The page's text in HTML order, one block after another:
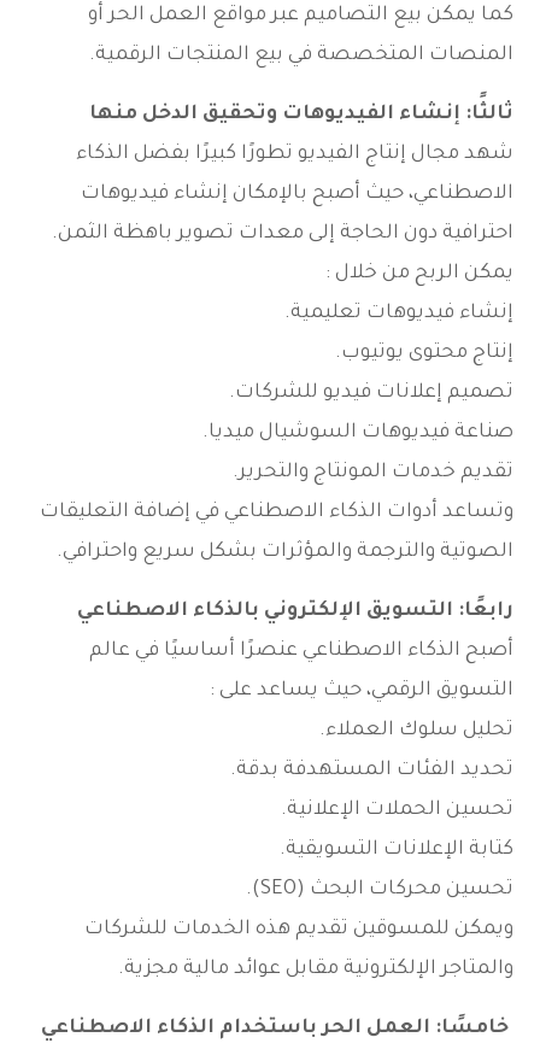
كما يمكن بيع التصاميم عبر مواقع العمل الحر أو
المنصات المتخصصة في بيع المنتجات الرقمية.
ثالثًا: إنشاء الفيديوهات وتحقيق الدخل منها
شهد مجال إنتاج الفيديو تطورًا كبيرًا بفضل الذكاء
الاصطناعي، حيث أصبح بالإمكان إنشاء فيديوهات
احترافية دون الحاجة إلى معدات تصوير باهظة الثمن.
يمكن الربح من خلال :
إنشاء فيديوهات تعليمية.
إنتاج محتوى يوتيوب.
تصميم إعلانات فيديو للشركات.
صناعة فيديوهات السوشيال ميديا.
تقديم خدمات المونتاج والتحرير.
وتساعد أدوات الذكاء الاصطناعي في إضافة التعليقات
الصوتية والترجمة والمؤثرات بشكل سريع واحترافي.
رابعًا: التسويق الإلكتروني بالذكاء الاصطناعي
أصبح الذكاء الاصطناعي عنصرًا أساسيًا في عالم
التسويق الرقمي، حيث يساعد على :
تحليل سلوك العملاء.
تحديد الفئات المستهدفة بدقة.
تحسين الحملات الإعلانية.
كتابة الإعلانات التسويقية.
تحسين محركات البحث (SEO).
ويمكن للمسوقين تقديم هذه الخدمات للشركات
والمتاجر الإلكترونية مقابل عوائد مالية مجزية.
خامسًا: العمل الحر باستخدام الذكاء الاصطناعي